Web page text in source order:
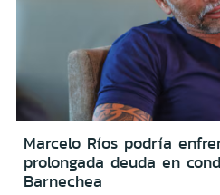
Marcelo Ríos podría
prolongada deuda en
Barnechea